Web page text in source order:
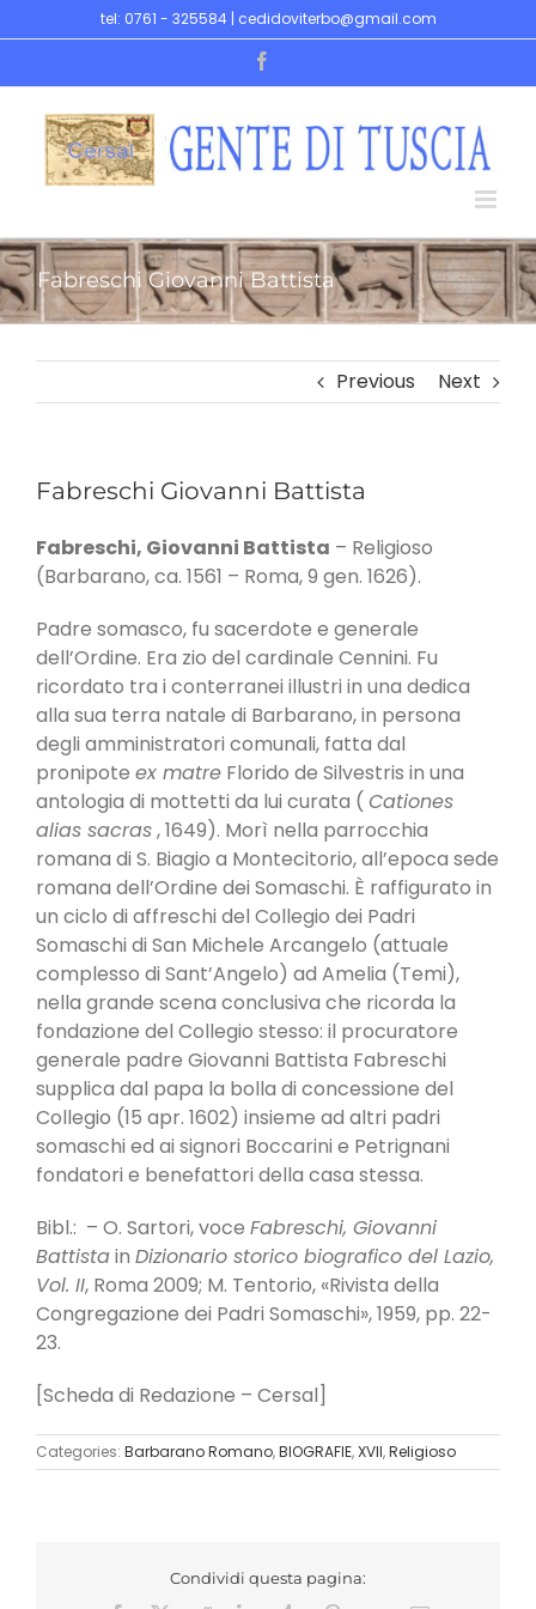
to
tel: 0761 - 325584 | cedidoviterbo@gmail.com
Fabreschi Giovanni Battista
Previous Next
Fabreschi Giovanni Battista
Fabreschi, Giovanni Battista – Religioso
(Barbarano, ca. 1561 – Roma, 9 gen. 1626).
Padre somasco, fu sacerdote e generale
dell’Ordine. Era zio del cardinale Cennini. Fu
ricordato tra i conterranei illustri in una dedica
alla sua terra natale di Barbarano, in persona
degli amministratori comunali, fatta dal
pronipote ex matre Florido de Silvestris in una
antologia di mottetti da lui curata ( Cationes
alias sacras, 1649). Morì nella parrocchia
romana di S. Biagio a Montecitorio, all’epoca sede
romana dell’Ordine dei Somaschi. È raffigurato in
un ciclo di affreschi del Collegio dei Padri
Somaschi di San Michele Arcangelo (attuale
complesso di Sant’Angelo) ad Amelia (Temi),
nella grande scena conclusiva che ricorda la
fondazione del Collegio stesso: il procuratore
generale padre Giovanni Battista Fabreschi
supplica dal papa la bolla di concessione del
Collegio (15 apr. 1602) insieme ad altri padri
somaschi ed ai signori Boccarini e Petrignani
fondatori e benefattori della casa stessa.
Bibl.: – O. Sartori, voce Fabreschi, Giovanni
Battistain Dizionario storico biografico del Lazio,
Vol. II, Roma 2009; M. Tentorio, «Rivista della
Congregazione dei Padri Somaschi», 1959, pp. 22-
23.
[Scheda di Redazione – Cersal]
Categories: Barbarano Romano,BIOGRAFIE,XVII,Religioso
Condividi questa pagina: